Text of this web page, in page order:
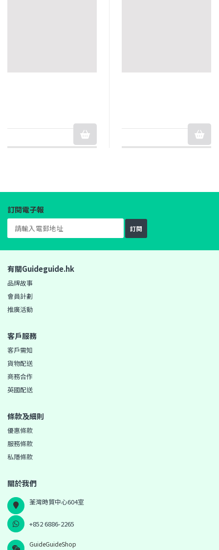
訂閱電子報
訂閱
有關Guideguide.hk
品牌故事
會員計劃
推廣活動
客戶服務
客戶需知
貨物配送
商務合作
英國配送
條款及細則
優惠條款
服務條款
私隱條款
關於我們
荃灣時貿中心604室
+852 6886-2265
GuideGuideShop